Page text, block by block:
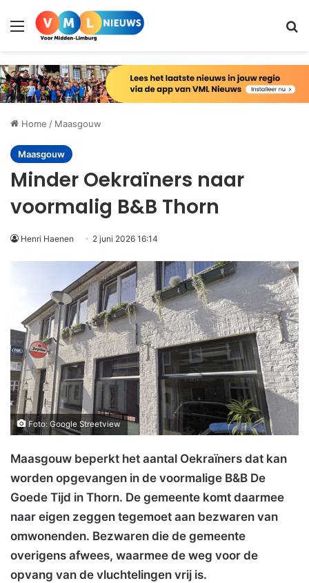
Menu
Home / Maasgouw
Maasgouw
Minder Oekraïners naar
voormalig B&B Thorn
Henri Haenen 2 juni 2026 16:14
Foto: Google Streetview
Maasgouw beperkt het aantal Oekraïners dat kan
worden opgevangen in de voormalige B&B De
Goede Tijd in Thorn. De gemeente komt daarmee
naar eigen zeggen tegemoet aan bezwaren van
omwonenden. Bezwaren die de gemeente
overigens afwees, waarmee de weg voor de
opvang van de vluchtelingen vrij is.